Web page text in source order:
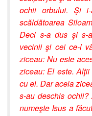
ochii orbului. Şi
scăldătoarea
Deci s-a dus şi s-
vecinii şi cei ce-l
ziceau: Nu este
ziceau: El este.
cu el. Dar acela
s-au deschis
numeşte Isus a